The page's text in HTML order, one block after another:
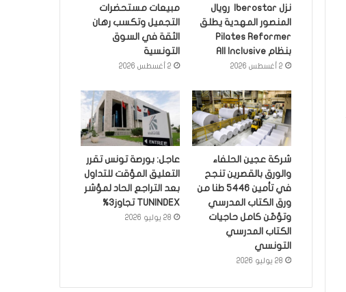
نزل Iberostar رويال
المنصور المهدية يطلق
Pilates Reformer
بنظام All Inclusive
2 أغسطس 2026
مبيعات مستحضرات
التجميل وتكسب رهان
الثقة في السوق
التونسية
2 أغسطس 2026
شركة عجين الحلفاء
والورق بالقصرين تنجح
في تأمين 5446 طنا من
ورق الكتاب المدرسي
وتؤمّن كامل حاجيات
الكتاب المدرسي
التونسي
28 يوليو 2026
عاجل: بورصة تونس تقرر
التعليق المؤقت للتداول
بعد التراجع الحاد لمؤشر
TUNINDEX تجاوز3%
28 يوليو 2026